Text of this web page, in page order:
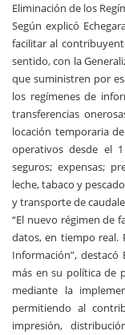
Eliminación de los
Según explicó
facilitar al
sentido, con la
que suministren por
los regímenes de
transferencias
locación temporaria
operativos desde el
seguros; expensas;
leche, tabaco y
y transporte de
“El nuevo régimen de
datos, en tiempo real.
Información”, destacó
más en su política de
mediante la
permitiendo al
impresión,